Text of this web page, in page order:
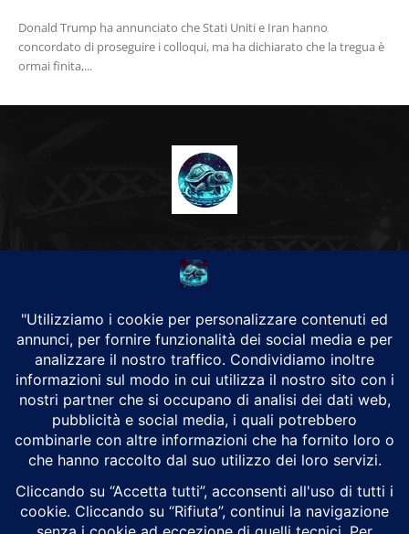
Donald Trump ha annunciato che Stati Uniti e Iran hanno
concordato di proseguire i colloqui, ma ha dichiarato che la tregua è
ormai finita,...
CHI SIAMO
Alground Geopolitica e Cyberwarfare.
Da una idea di Brunilde Trizio
Alground fa parte del Gruppo Trizio
SEGUICI